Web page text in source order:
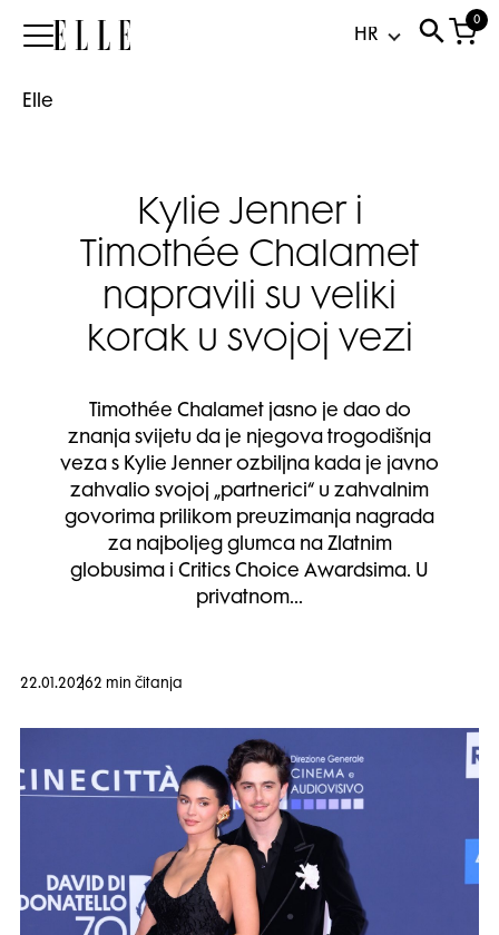
Elle
0
Elle
Kylie Jenner i
Timothée Chalamet
napravili su veliki
korak u svojoj vezi
Timothée Chalamet jasno je dao do
znanja svijetu da je njegova trogodišnja
veza s Kylie Jenner ozbiljna kada je javno
zahvalio svojoj „partnerici“ u zahvalnim
govorima prilikom preuzimanja nagrada
za najboljeg glumca na Zlatnim
globusima i Critics Choice Awardsima. U
privatnom…
22.01.20262 min čitanja